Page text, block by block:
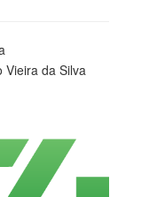
Vieira da Silva